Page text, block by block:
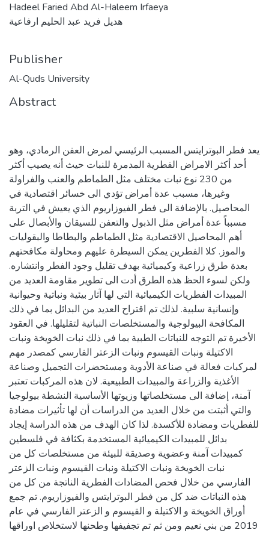
Hadeel Faried Abd Al-Haleem Irfaeya
هديل فريد عبد الحليم ارفاعية
Publisher
Al-Quds University
Abstract
يعد فطر البوترايتس المسبب الرئيسي لمرض العفن الرمادي، وهو
أحد أكثر الامراض الفطرية المدمرة للنبات حيث أنه يصيب أكثر
من 230 نوع نبات مختلف مثل الطماطم والعنب والفراولة
وغيرها، مسبب عدة أمراض تؤدي الى خسائر اقتصادية في
المحاصيل. بالإضافة الى فطر الفيوزاريوم الذي يعيش في التربة
مسبباً عدة أمراض مثل الذبول والتعفن للسيقان والأبصال على
أهم المحاصيل الاقتصادية مثل الطماطم والبطاطا والبقوليات
والموز. كلا الفطرين يمكن السيطرة عليهم ومحاولة مكافحتهم
بعدة طرق زراعية وكيميائية بهدف تقليل وجود الفطر وانتشاره.
ولكن لسوء الحظ هذه الطرق أدت الى تطوير مقاومة العديد من
المبيدات الفطريات الكيميائية التي لها آثار بيئية ونباتية وحيوانية
وإنسانية سلبية. لذلك تم اقتراح العديد من البدائل بما في ذلك
المكافحة البيولوجية والمستخلصات النباتية لتقليلها. في العقود
الأخيرة تم التوجه للنباتات الطبية بما في ذلك نبات الخويخة ونبات
الاكتيلة ونبات القيسوم ونبات الزعتر الفارسي كمصدر مهم
لمركبات فعالة في صناعة الأدوية ومستحضرات التجميل وصناعة
الأغذية والزراعة والمبيدات الطبيعية. لان هذه المركبات تعتبر
آمنة، إضافة الى مستخلصاتها وزيوتها الأساسية النشطة بيولوجيا
والتي أثبتت من خلال العديد من الدراسات أن لها تأثيرات مضادة
للفطريات ومضادة للأكسدة. لذا كان الهدف من هذه الدراسة إيجاد
بدائل للمبيدات الكيميائية المستخدمة بكثافة في فلسطين
كمبيدات آمنة وعضوية وصديقة للبيئة من مستخلصات كل من
نبات الخويخة ونبات الاكتيلة ونبات القيسوم ونبات الزعتر
الفارسي من خلال فحص المضادات الفطرية الناتجة من كل من
هذه النباتات ضد كل من فطر البوترايتس والفيوزاريوم. تم جمع
أوراق الخويخة و الاكتيلة و القيسوم و الزعتر الفارسي في عام
2019 من بني نعيم ومن ثم تم تجفيفها وطحنها لاستخلاص اوراقها